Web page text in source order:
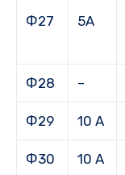
Ф27 5А
Ф28 –
Ф29 10 А
Ф30 10 А